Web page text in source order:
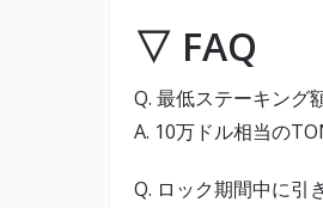
▽ FAQ
Q. 最低ステーキング
A. 10万ドル相当の
Q. ロック期間中に引